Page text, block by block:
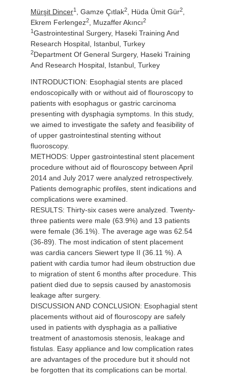
Mürşit Dincer1 , Gamze Çıtlak2 , Hüda Ümit Gür2
Ekrem Ferlengez2 , Muzaffer Akıncı2
1Gastrointestinal Surgery, Haseki Training And
Research Hospital, Istanbul, Turkey
2Department Of General Surgery, Haseki Training
And Research Hospital, Istanbul, Turkey
INTRODUCTION: Esophagial stents are placed
endoscopically with or without aid of flouroscopy to
patients with esophagus or gastric carcinoma
presenting with dysphagia symptoms. In this study,
we aimed to investigate the safety and feasibility of
of upper gastrointestinal stenting without
fluoroscopy.
METHODS: Upper gastrointestinal stent placement
procedure without aid of flouroscopy between April
2014 and July 2017 were analyzed retrospectively.
Patients demographic profiles, stent indications and
complications were examined.
RESULTS: Thirty-six cases were analyzed. Twenty-
three patients were male (63.9%) and 13 patients
were female (36.1%). The average age was 62.54
(36-89). The most indication of stent placement
was cardia cancers Siewert type II (36.11 %). A
patient with cardia tumor had ileum obstruction due
to migration of stent 6 months after procedure. This
patient died due to sepsis caused by anastomosis
leakage after surgery.
DISCUSSION AND CONCLUSION: Esophagial stent
placements without aid of flouroscopy are safely
used in patients with dysphagia as a palliative
treatment of anastomosis stenosis, leakage and
fistulas. Easy appliance and low complication rates
are advantages of the procedure but it should not
be forgotten that its complications can be mortal.